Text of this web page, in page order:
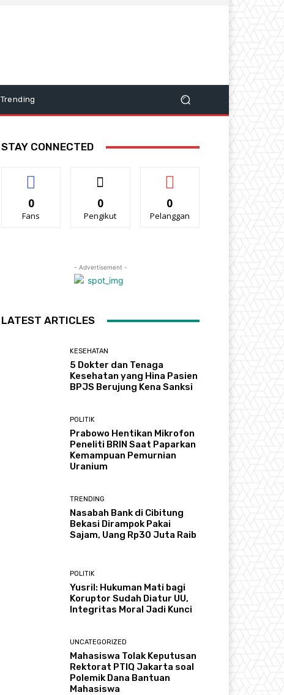
Trending
STAY CONNECTED
0
Fans
0
Pengikut
0
Pelanggan
- Advertisement -
LATEST ARTICLES
KESEHATAN
5 Dokter dan Tenaga
Kesehatan yang Hina Pasien
BPJS Berujung Kena Sanksi
POLITIK
Prabowo Hentikan Mikrofon
Peneliti BRIN Saat Paparkan
Kemampuan Pemurnian
Uranium
TRENDING
Nasabah Bank di Cibitung
Bekasi Dirampok Pakai
Sajam, Uang Rp30 Juta Raib
POLITIK
Yusril: Hukuman Mati bagi
Koruptor Sudah Diatur UU,
Integritas Moral Jadi Kunci
UNCATEGORIZED
Mahasiswa Tolak Keputusan
Rektorat PTIQ Jakarta soal
Polemik Dana Bantuan
Mahasiswa